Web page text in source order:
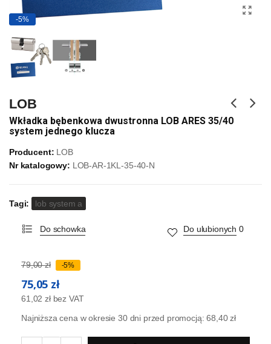
-5%
LOB
Wkładka bębenkowa dwustronna LOB ARES 35/40
system jednego klucza
Producent: LOB
Nr katalogowy: LOB-AR-1KL-35-40-N
Tagi: lob system a
Do schowka Do ulubionych 0
79,00 zł -5%
75,05 zł
61,02 zł bez VAT
Najniższa cena w okresie 30 dni przed promocją:68,40 zł